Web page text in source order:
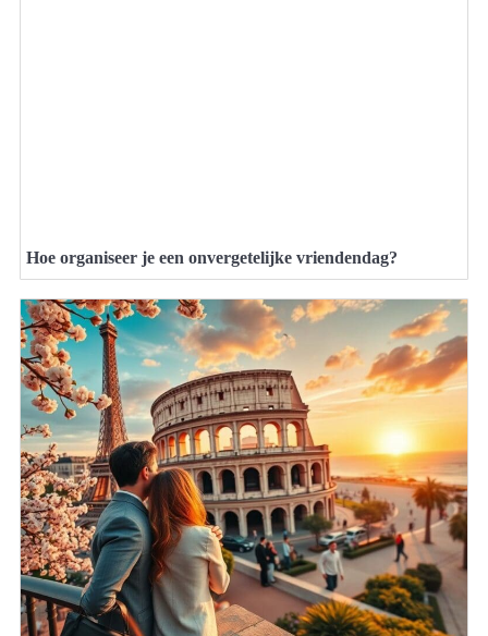
Hoe organiseer je een onvergetelijke vriendendag?